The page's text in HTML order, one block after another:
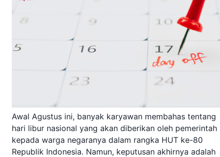
Awal Agustus ini, banyak karyawan membahas tentang
hari libur nasional yang akan diberikan oleh pemerintah
kepada warga negaranya dalam rangka HUT ke-80
Republik Indonesia. Namun, keputusan akhirnya adalah